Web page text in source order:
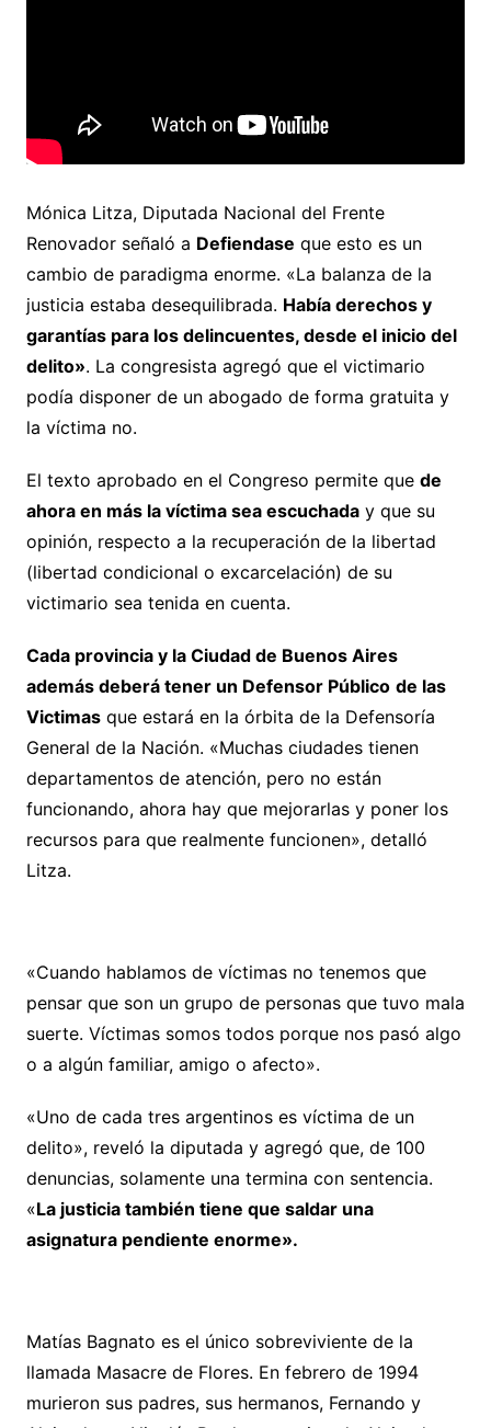
Mónica Litza, Diputada Nacional del Frente
Renovador señaló a Defiendase que esto es un
cambio de paradigma enorme. «La balanza de la
justicia estaba desequilibrada. Había derechos y
garantías para los delincuentes, desde el inicio del
delito». La congresista agregó que el victimario
podía disponer de un abogado de forma gratuita y
la víctima no.
El texto aprobado en el Congreso permite que de
ahora en más la víctima sea escuchaday que su
opinión, respecto a la recuperación de la libertad
(libertad condicional o excarcelación) de su
victimario sea tenida en cuenta.
Cada provincia y la Ciudad de Buenos Aires
además deberá tener un Defensor Público de las
Victimasque estará en la órbita de la Defensoría
General de la Nación. «Muchas ciudades tienen
departamentos de atención, pero no están
funcionando, ahora hay que mejorarlas y poner los
recursos para que realmente funcionen», detalló
Litza.
«Cuando hablamos de víctimas no tenemos que
pensar que son un grupo de personas que tuvo mala
suerte. Víctimas somos todos porque nos pasó algo
o a algún familiar, amigo o afecto».
«Uno de cada tres argentinos es víctima de un
delito», reveló la diputada y agregó que, de 100
denuncias, solamente una termina con sentencia.
«La justicia también tiene que saldar una
asignatura pendiente enorme».
Matías Bagnato es el único sobreviviente de la
llamada Masacre de Flores. En febrero de 1994
murieron sus padres, sus hermanos, Fernando y